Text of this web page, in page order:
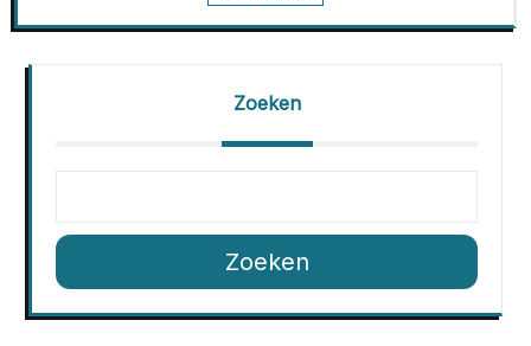
Zoeken
Zoeken